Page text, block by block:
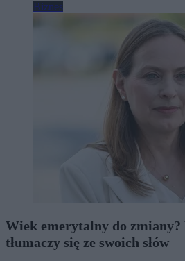
Biznes
Wiek emerytalny do zmiany?
tłumaczy się ze swoich słów